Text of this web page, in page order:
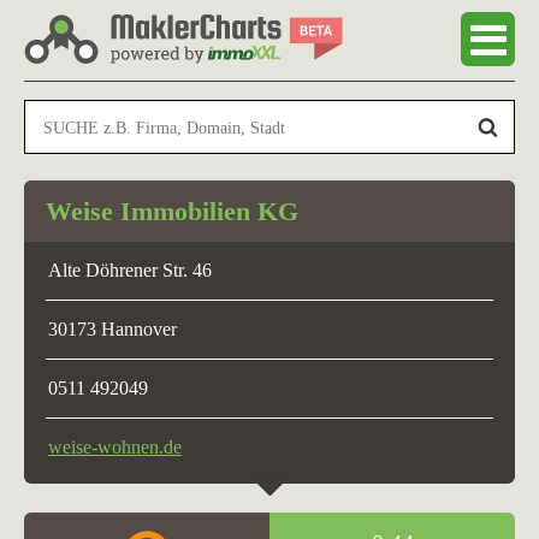
Weise Immobilien KG
Alte Döhrener Str. 46
30173 Hannover
0511 492049
weise-wohnen.de